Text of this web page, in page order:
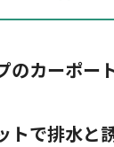
のカーポー
トで排水と